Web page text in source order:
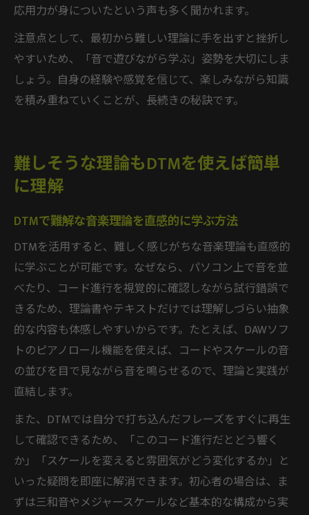
応用力が身についたという声も多く聞かれます。
注意点として、最初から難しい理論に手を出すと挫折し
やすいため、「音で遊びながら学ぶ」姿勢を大切にしま
しょう。自身の経験や感覚を信じて、楽しみながら知識
を積み重ねていくことが、長続きの秘訣です。
難しそうな理論もDTMを使えば簡単
に理解
DTMで難解な音楽理論を直感的に学ぶ方法
DTMを活用すると、難しく感じがちな音楽理論も直感的
に学ぶことが可能です。なぜなら、パソコン上で音を並
べたり、コード進行を視覚的に確認しながら試行錯誤で
きるため、理論書やテキストだけでは理解しづらい抽象
的な内容も体感しやすいからです。たとえば、DAWソフ
トのピアノロール機能を使えば、コードやスケールの音
の並びを目で見ながら音を鳴らせるので、理論と実践が
直結します。
また、DTMでは自分で打ち込んだフレーズをすぐに再生
して確認できるため、「このコード進行だとどう響く
か」「スケールを変えると雰囲気がどう変化するか」と
いった疑問を即座に解消できます。初心者の場合は、ま
ずは三和音やメジャースケールなど基本的な構成から実